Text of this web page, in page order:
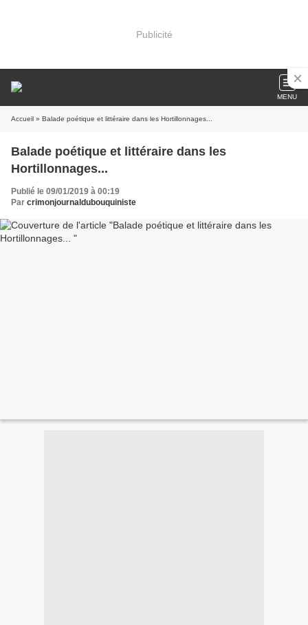
Publicité
MENU
Accueil » Balade poétique et littéraire dans les Hortillonnages...
Balade poétique et littéraire dans les
Hortillonnages...
Publié le 09/01/2019 à 00:19
Par crimonjournaldubouquiniste